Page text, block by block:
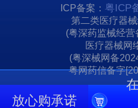
王** 海南省海口市 快递单号
李** 广西壮族自治区南宁市 快递
潘** 四川省泸州市 快递单号
王** 广东省珠海市 快递单号
高** 河南省商丘市 快递单号
宋** 湖南省益阳市 快递单号
ICP备案： 粤ICP
第二类医疗器
(粤深药监械经
医疗器械网
(粤深械网备
粤网药信备字
放心购承诺